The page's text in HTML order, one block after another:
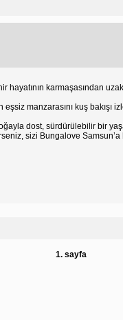
hayatının karmaşasından
manzarasını kuş
dost, sürdürülebilir bir
sizi Bungalove
1. sayfa